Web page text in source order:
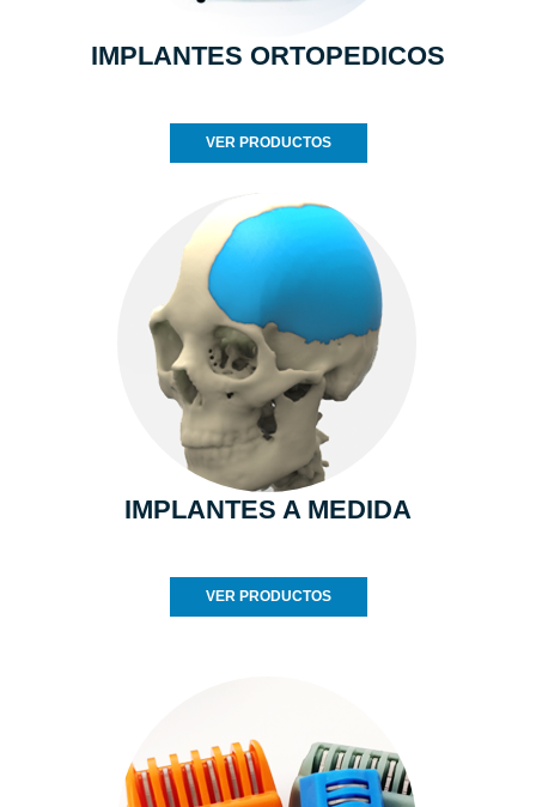
IMPLANTES ORTOPEDICOS
VER PRODUCTOS
IMPLANTES A MEDIDA
VER PRODUCTOS